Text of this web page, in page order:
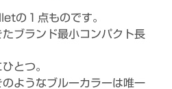
の１点ものです。
ブランド最小コンパクト長
とつ。
ようなブルーカラーは唯一